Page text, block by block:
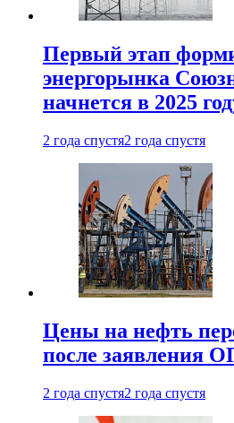
Первый этап
энергорынка
начнется в 2025
2 года спустя2 года спустя
Цены на нефть
после заявления
2 года спустя2 года спустя